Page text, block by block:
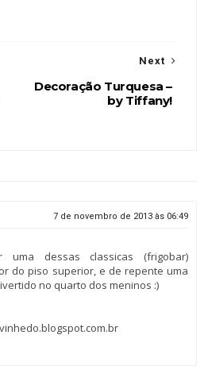
Next
Decoração Turquesa –
by Tiffany!
7 de novembro de 2013 às 06:49
uma dessas classicas (frigobar)
do piso superior, e de repente uma
no quarto dos meninos :)